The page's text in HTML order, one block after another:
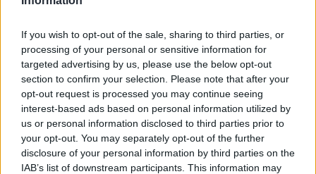
If you wish to opt-out of the sale, sharing to third parties, or
processing of your personal or sensitive information for
targeted advertising by us, please use the below opt-out
section to confirm your selection. Please note that after your
opt-out request is processed you may continue seeing
interest-based ads based on personal information utilized by
us or personal information disclosed to third parties prior to
your opt-out. You may separately opt-out of the further
disclosure of your personal information by third parties on the
IAB’s list of downstream participants. This information may
Gjendet Karim Benzema,
zyrtari i Al Ittihad zbulon
ku ndodhet sulmuesi
21:27 / 31/12/2023
Benzema duket se ka
fshirë llogarinë në
Instagram pas humbjes
nga Al Nassr
schedule 16:21 / 27/12/2023